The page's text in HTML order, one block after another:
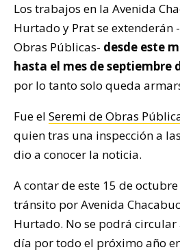
Los trabajos en la Avenida
Hurtado y Prat se extenderán
Obras Públicas- desde este
hasta el mes de septiembre
por lo tanto solo queda
Fue el Seremi de Obras
quien tras una inspección a
dio a conocer la noticia.
A contar de este 15 de
tránsito por Avenida
Hurtado. No se podrá
día por todo el próximo año